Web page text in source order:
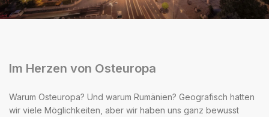
Im Herzen von Osteuropa
Warum Osteuropa? Und warum Rumänien? Geografisch hatten
wir viele Möglichkeiten, aber wir haben uns ganz bewusst